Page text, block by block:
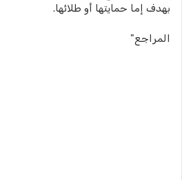
بهدف إما حمايتها أو طلائها.
المراجع"